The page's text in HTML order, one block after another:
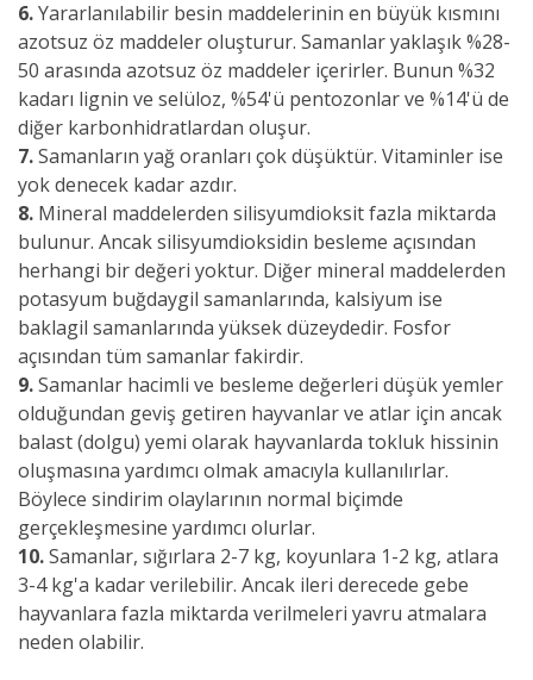
6.Yararlanılabilir besin maddelerinin en büyük kısmını
azotsuz öz maddeler oluşturur. Samanlar yaklaşık %28-
50 arasında azotsuz öz maddeler içerirler. Bunun %32
kadarı lignin ve selüloz, %54'ü pentozonlar ve %14'ü de
diğer karbonhidratlardan oluşur.
7.Samanların yağ oranları çok düşüktür. Vitaminler ise
yok denecek kadar azdır.
8. Mineral maddelerden silisyumdioksit fazla miktarda
bulunur. Ancak silisyumdioksidin besleme açısından
herhangi bir değeri yoktur. Diğer mineral maddelerden
potasyum buğdaygil samanlarında, kalsiyum ise
baklagil samanlarında yüksek düzeydedir. Fosfor
açısından tüm samanlar fakirdir.
9.Samanlar hacimli ve besleme değerleri düşük yemler
olduğundan geviş getiren hayvanlar ve atlar için ancak
balast (dolgu) yemi olarak hayvanlarda tokluk hissinin
oluşmasına yardımcı olmak amacıyla kullanılırlar.
Böylece sindirim olaylarının normal biçimde
gerçekleşmesine yardımcı olurlar.
10.Samanlar, sığırlara 2-7 kg, koyunlara 1-2 kg, atlara
3-4 kg'a kadar verilebilir. Ancak ileri derecede gebe
hayvanlara fazla miktarda verilmeleri yavru atmalara
neden olabilir.